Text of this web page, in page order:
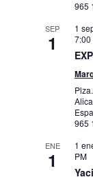
965
SEP
1
1
7:00
965
ENE
1
1
PM